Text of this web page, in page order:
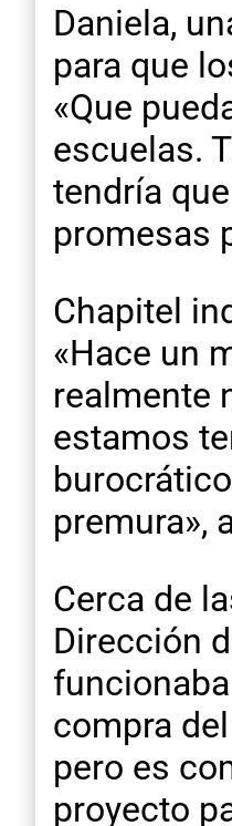
Daniela,
para que
«Que
escuelas.
tendría
promesas
Chapitel
«Hace un
realmente
estamos
premura»,
Cerca de
Dirección
compra
pero es
proyecto